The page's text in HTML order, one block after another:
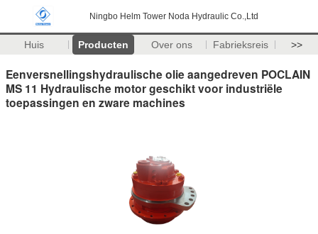
Ningbo Helm Tower Noda Hydraulic Co.,Ltd
Huis Producten Over ons Fabrieksreis >>
Eenversnellingshydraulische olie aangedreven POCLAIN
MS 11 Hydraulische motor geschikt voor industriële
toepassingen en zware machines